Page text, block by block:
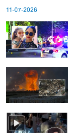
11-07-2026